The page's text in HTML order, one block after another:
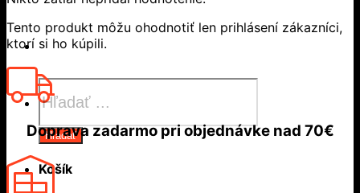
Products
search
Hľadať
Košík
Tento produkt môžu ohodnotiť len prihlásení zákazníci,
ktorí si ho kúpili.
Doprava zadarmopri objednávke nad 70€